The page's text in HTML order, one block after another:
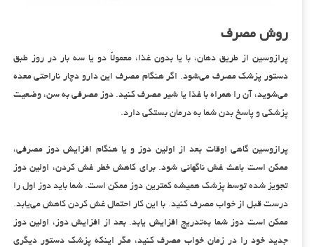
روش مصرف
پرازوسین از طریق دهان، با یا بدون غذا، معمولاً دو یا سه بار در روز طبق
دستور پزشک مصرف می‌شود. اگر هنگام مصرف این دارو دچار ناراحتی معده
می‌شوید، آن را همراه با غذا یا شیر مصرف کنید. دوز مصرفی به سن، وضعیت
پزشکی و پاسخ بدن شما به درمان بستگی دارد.
پرازوسین گاهی اوقات بعد از اولین دوز و یا هنگام افزایش دوز مصرفی،
ممکن است باعث غش ناگهانی شود. برای کاهش خطر غش کردن، اولین دوز
تجویز شده توسط پزشک همیشه کمترین دوز ممکن است. شما باید دوز اول را
درست قبل از خواب مصرف کنید. با این کار احتمال غش کردن کاهش می‌یابد.
ممکن است دوز شما به‌تدریج افزایش یابد. بعد از افزایش دوز، اولین دوز
جدید خود را در زمان خواب مصرف کنید، مگر اینکه پزشک دستور دیگری